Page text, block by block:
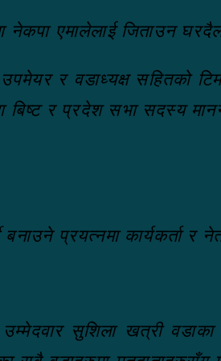
नेकपा एमालेलाई जिताउन
र वडाध्यक्ष सहितको
बिष्ट र प्रदेश सभा सदस्य
बनाउने प्रयत्नमा कार्यकर्ता
सुशिला खत्री वडाका